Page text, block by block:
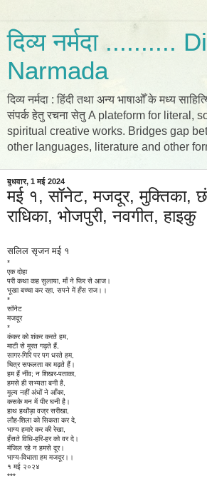
दिव्य नर्मदा ..........
Narmada
दिव्य नर्मदा : हिंदी तथा अन्य भाषाओँ के मध्य
संपर्क हेतु रचना सेतु A plateform for literal,
spiritual creative works. Bridges gap
other languages, literature and other
बुधवार, 1 मई 2024
मई १, सॉनेट, मजदूर, मुक्तिका,
राधिका, भोजपुरी, नवगीत, हाइकु
सलिल सृजन मई १
*
एक दोहा
परी कथा कह सुलाया, माँ ने फिर से आज।
भूखा बच्चा कर रहा, सपने में हँस राज।।
*
सॉनेट
मजदूर
*
कंकर को शंकर करते हम,
माटी से मूरत गढ़ते हैं,
सागर-गिरि पर पग धरते हम,
चित्र सफलता का मढ़ते हैं।
हम हैं नींव; न शिखर-पताका,
हमसे ही सभ्यता बनी है,
मूल्य नहीं अंधों ने आँका,
कसके मन में पीर घनी है।
हाथ हथौड़ा वज्र सरीखा,
लौह-शिला को सिकता कर दे,
भाग्य हमारे कर की रेखा,
हँसते विधि-हरि-हर को वर दे।
मंजिल रहे न हमसे दूर।
भाग्य-विधाता हम मजदूर।।
१ मई २०२४
***